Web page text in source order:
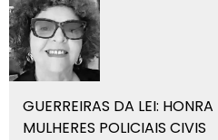
GUERREIRAS DA LEI:
MULHERES POLICIAIS CIVIS